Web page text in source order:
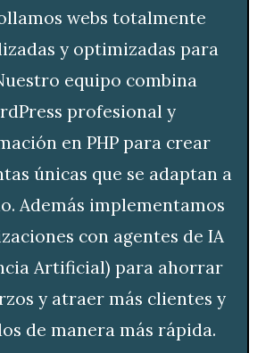
webs totalmente
y optimizadas para
equipo combina
profesional y
en PHP para crear
únicas que se adaptan a
Además implementamos
con agentes de IA
Artificial) para ahorrar
y atraer más clientes y
de manera más rápida.